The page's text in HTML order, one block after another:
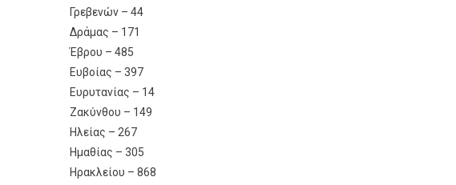
Γρεβενών – 44
Δράμας – 171
Έβρου – 485
Ευβοίας – 397
Ευρυτανίας – 14
Ζακύνθου – 149
Ηλείας – 267
Ημαθίας – 305
Ηρακλείου – 868